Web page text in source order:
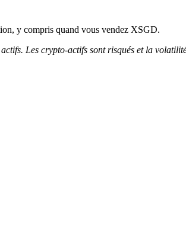
y compris quand vous vendez XSGD.
Les crypto-actifs sont risqués et la